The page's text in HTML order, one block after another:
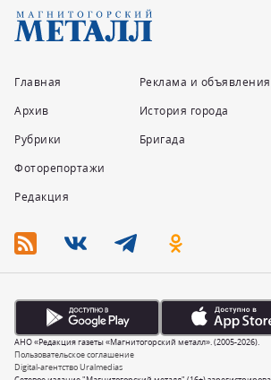
Главная
Архив
Рубрики
Фоторепортажи
Редакция
Реклама и объявления
История города
Бригада
Пользовательское соглашение
Digital-агентство Uralmedias
АНО «Редакция газеты «Магнитогорский металл». (2005-2026).